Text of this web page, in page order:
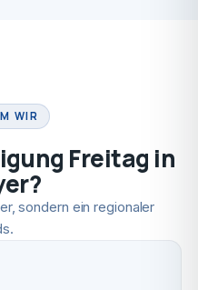
WIR
Freitag in
sondern ein regionaler